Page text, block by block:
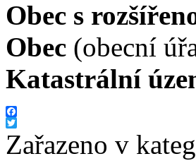
Obec s
Obec (obecní
Katastrální
Facebook
Twitter
Zařazeno v